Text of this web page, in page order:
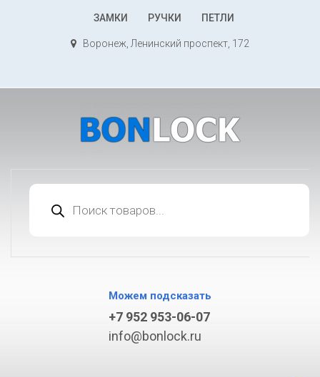
К
ЗАМКИ РУЧКИ ПЕТЛИ
Воронеж, Ленинский проспект, 172
товаров
Можем подсказать
+7 952 953-06-07
info@bonlock.ru